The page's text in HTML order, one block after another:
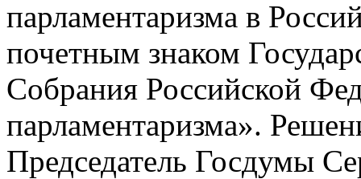
парламентаризма в
почетным знаком
Собрания Российской
парламентаризма».
Председатель Госдумы